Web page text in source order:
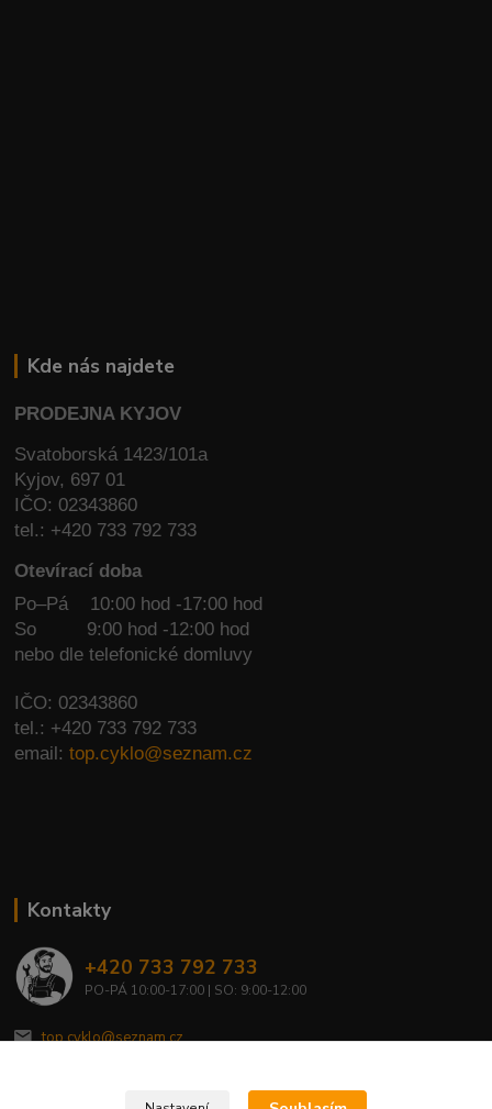
Kde nás najdete
PRODEJNA KYJOV
Svatoborská 1423/101a
Kyjov, 697 01
IČO: 02343860
tel.: +420 733 792 733
Otevírací doba
Po–Pá 10:00 hod -17:00 hod
So
9:00 hod -12:00 hod
nebo dle telefonické domluvy
IČO: 02343860
tel.: +420 733 792 733
email:top.cyklo@seznam.cz
Kontakty
+420 733 792 733
PO-PÁ 10:00-17:00 | SO: 9:00-12:00
top.cyklo@seznam.cz